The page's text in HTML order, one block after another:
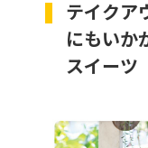
テイクア
にもいか
スイーツ